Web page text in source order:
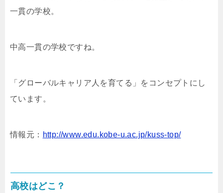
一貫の学校。
中高一貫の学校ですね。
「グローバルキャリア人を育てる」をコンセプトにし
ています。
情報元： http://www.edu.kobe-u.ac.jp/kuss-top/
高校はどこ？